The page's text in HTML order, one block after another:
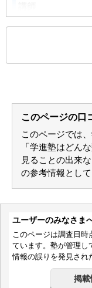
教材は、本人に合
本人の、苦手なと
しますがあまり満
塾の周りの環境
家からちかかった
言えからちかくな
した。
入塾理由
本人が希望する大
無理なく指導して
このページの口
このページでは
「学進塾はどん
見ることの出来
の参考情報とし
ユーザーのみなさま
このページは調査日時
ています。塾が管理し
情報の誤りを発見され
掲載